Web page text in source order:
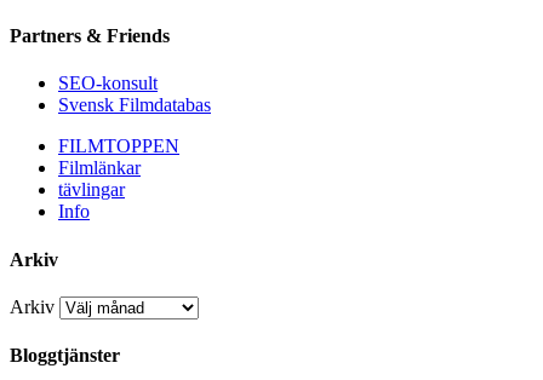
Partners & Friends
SEO-konsult
Svensk Filmdatabas
FILMTOPPEN
Filmlänkar
tävlingar
Info
Arkiv
Arkiv
Bloggtjänster